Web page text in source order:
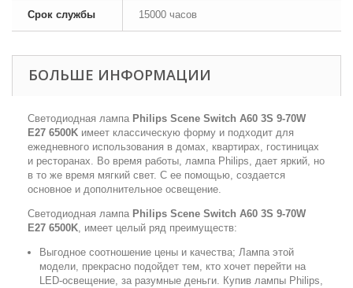
Срок службы 15000 часов
БОЛЬШЕ ИНФОРМАЦИИ
Светодиодная лампа Philips Scene Switch A60 3S 9-70W
E27 6500K имеет классическую форму и подходит для
ежедневного использования в домах, квартирах, гостиницах
и ресторанах. Во время работы, лампа Philips, дает яркий, но
в то же время мягкий свет. С ее помощью, создается
основное и дополнительное освещение.
Светодиодная лампа Philips Scene Switch A60 3S 9-70W
E27 6500K, имеет целый ряд преимуществ:
Выгодное соотношение цены и качества; Лампа этой
модели, прекрасно подойдет тем, кто хочет перейти на
LED-освещение, за разумные деньги. Купив лампы Philips,